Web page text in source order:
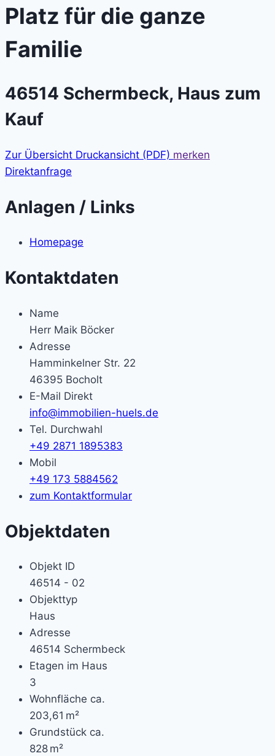
Platz für die ganze
Familie
46514 Schermbeck, Haus zum
Kauf
Zur Übersicht Druckansicht (PDF) merken
Direktanfrage
Anlagen / Links
Homepage
Kontaktdaten
Name
Herr Maik Böcker
Adresse
Hamminkelner Str. 22
46395 Bocholt
E-Mail Direkt
info@immobilien-huels.de
Tel. Durchwahl
+49 2871 1895383
Mobil
+49 173 5884562
zum Kontaktformular
Objektdaten
Objekt ID
46514 - 02
Objekttyp
Haus
Adresse
46514 Schermbeck
Etagen im Haus
3
Wohnfläche ca.
203,61 m²
Grund­stück ca.
828 m²